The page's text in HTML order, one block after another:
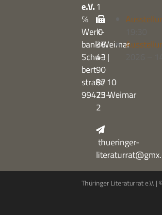
e.V.
℅
Werk­
bank Weimar
Schu­
bert­
straße 10
99423 Weimar
1
0
36
43 |
90
87
75–
2
thueringer-
Thüringer Literaturrat e.V. |